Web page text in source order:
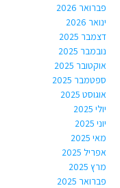
פברואר 2026
ינואר 2026
דצמבר 2025
נובמבר 2025
אוקטובר 2025
ספטמבר 2025
אוגוסט 2025
יולי 2025
יוני 2025
מאי 2025
אפריל 2025
מרץ 2025
פברואר 2025